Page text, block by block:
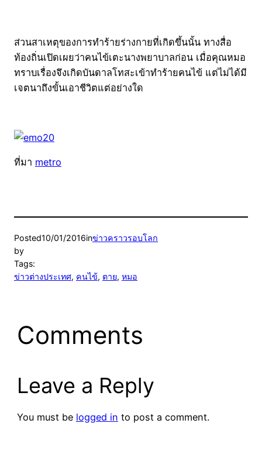
ส่วนสาเหตุของการทำร้ายร่างกายที่เกิดขึ้นนั้น ทางสื่อ
ท้องถิ่นเปิดเผยว่าคนไข้เตะนางพยาบาลก่อน เมื่อคุณหมอ
ทราบเรื่องจึงเกิดบันดาลโทสะเข้าทำร้ายคนไข้ แต่ไม่ได้มี
เจตนาถึงขั้นเอาชีวิตแต่อย่างใด
ที่มา metro
Posted10/01/2016inข่าวคราวรอบโลก
by
Tags:
ข่าวต่างประเทศ, คนไข้, ตาย, หมอ
Comments
Leave a Reply
You must be logged in to post a comment.